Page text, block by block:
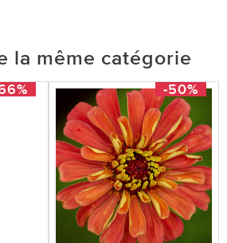
la même catégorie
-50%